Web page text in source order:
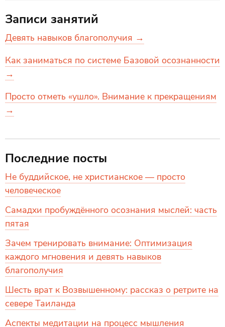
Записи занятий
Девять навыков благополучия →
Как заниматься по системе Базовой осознанности
→
Просто отметь «ушло». Внимание к прекращениям
→
Последние посты
Не буддийское, не христианское — просто
человеческое
Самадхи пробуждённого осознания мыслей: часть
пятая
Зачем тренировать внимание: Оптимизация
каждого мгновения и девять навыков
благополучия
Шесть врат к Возвышенному: рассказ о ретрите на
севере Таиланда
Аспекты медитации на процесс мышления